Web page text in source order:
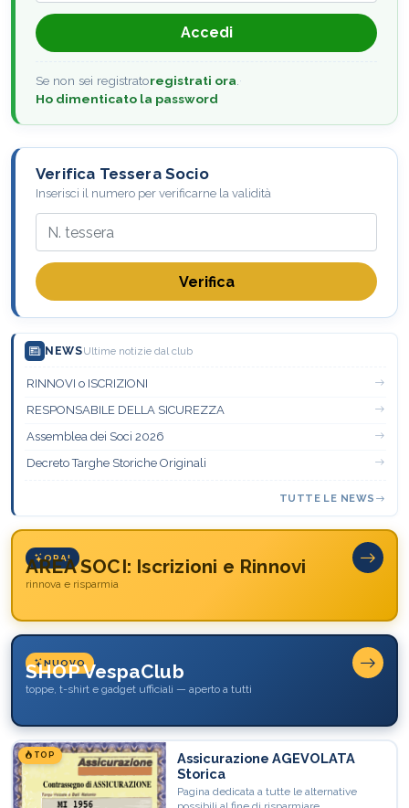
Accedi
Se non sei registratoregistrati ora ·
Ho dimenticato la password
Verifica Tessera Socio
Inserisci il numero per verificarne la validità
Verifica
NEWSUltime notizie dal club
RINNOVI o ISCRIZIONI
RESPONSABILE DELLA SICUREZZA
Assemblea dei Soci 2026
Decreto Targhe Storiche Originali
TUTTE LE NEWS
ORA!
AREA SOCI: Iscrizioni e Rinnovi
rinnova e risparmia
NUOVO
SHOP VespaClub
toppe, t-shirt e gadget ufficiali — aperto a tutti
TOP
Assicurazione AGEVOLATA
Storica
Pagina dedicata a tutte le alternative